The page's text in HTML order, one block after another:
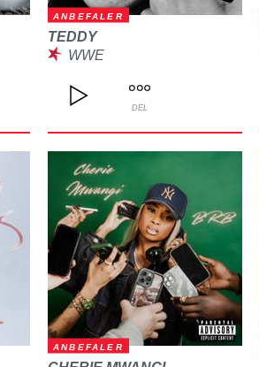
ANBEFALER
TEDDY
WWE
DEL
ANBEFALER